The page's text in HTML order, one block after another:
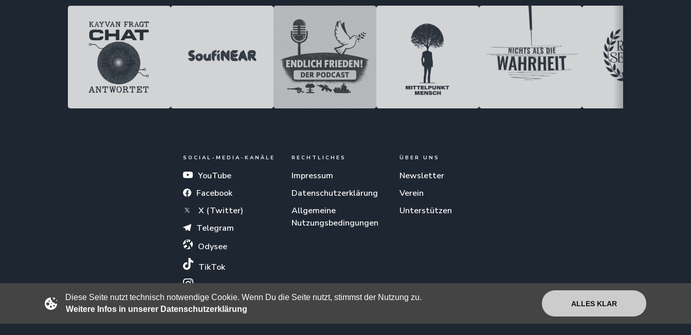
SOCIAL-MEDIA-KANÄLE
YouTube
Facebook
X (Twitter)
Telegram
Odysee
TikTok
Instagram
RECHTLICHES
Impressum
Datenschutzerklärung
Allgemeine
Nutzungsbedingungen
ÜBER UNS
Newsletter
Verein
Unterstützen
Diese Seite nutzt technisch notwendige Cookie. Wenn Du die Seite nutzt, stimmst der Nutzung zu.
Weitere Infos in unserer Datenschutzerklärung
ALLES KLAR